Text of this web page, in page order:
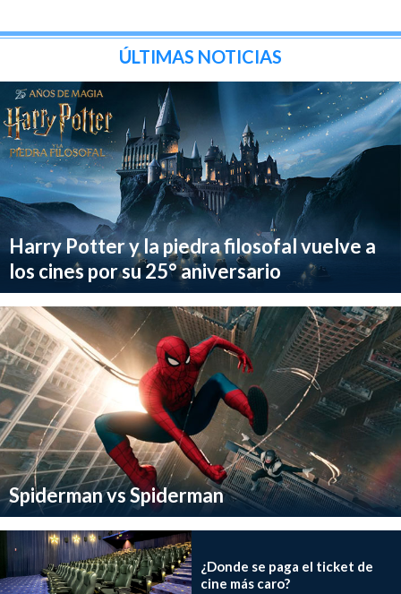
ÚLTIMAS NOTICIAS
Harry Potter y la piedra filosofal vuelve a
los cines por su 25° aniversario
Spiderman vs Spiderman
¿Donde se paga el ticket de
cine más caro?